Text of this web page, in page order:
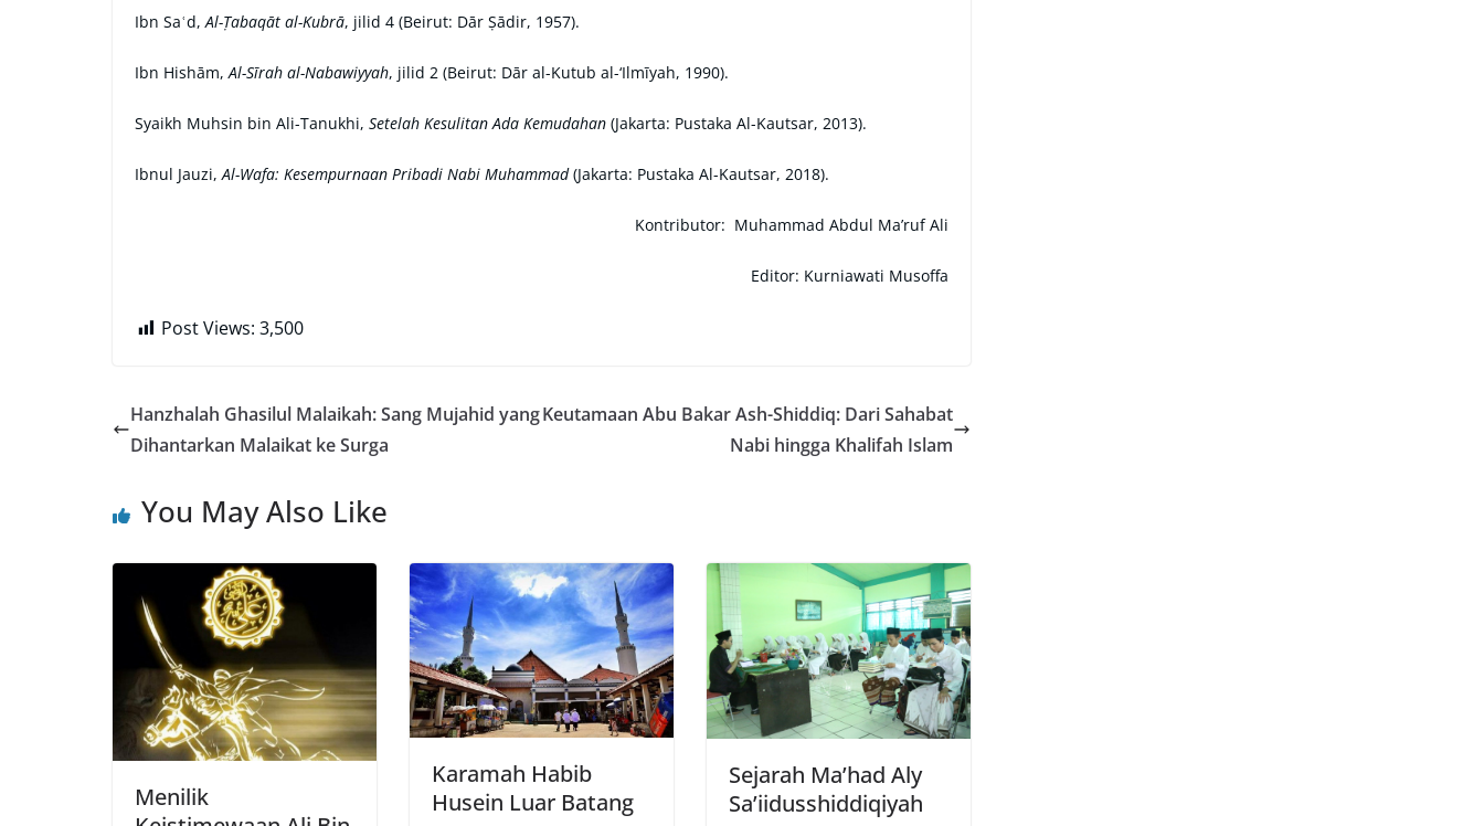
Ibn Saʿd,Al-Ṭabaqāt al-Kubrā, jilid 4 (Beirut: Dār Ṣādir, 1957).
Ibn Hishām,Al-Sīrah al-Nabawiyyah, jilid 2 (Beirut: Dār al-Kutub al-‘Ilmīyah, 1990).
Syaikh Muhsin bin Ali-Tanukhi, Setelah Kesulitan Ada Kemudahan (Jakarta: Pustaka Al-Kautsar, 2013).
Ibnul Jauzi,Al-Wafa: Kesempurnaan Pribadi Nabi Muhammad(Jakarta: Pustaka Al-Kautsar, 2018).
Kontributor: Muhammad Abdul Ma’ruf Ali
Editor: Kurniawati Musoffa
Post Views: 3,500
Hanzhalah Ghasilul Malaikah: Sang Mujahid yang
Dihantarkan Malaikat ke Surga
Keutamaan Abu Bakar Ash-Shiddiq: Dari Sahabat
Nabi hingga Khalifah Islam
You May Also Like
Menilik
Karamah Habib
Husein Luar Batang
Sejarah Ma’had Aly
Sa’iidusshiddiqiyah